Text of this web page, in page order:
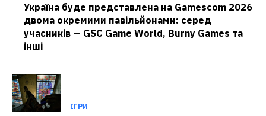
Україна буде представлена на Gamescom 2026
двома окремими павільйонами: серед
учасників — GSC Game World, Burny Games та
інші
ІГРИ